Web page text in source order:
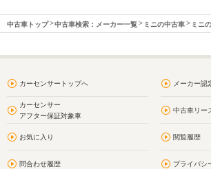
中古車トップ 中古車検索：メーカー一覧 ミニの中古車 ミニ
カーセンサートップへ メーカー認
カーセンサー
アフター保証対象車
中古車リー
お気に入り 閲覧履歴
問合わせ履歴 プライバシ